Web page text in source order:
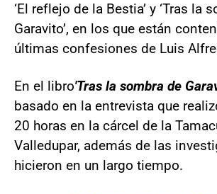
‘El reflejo de la Bestia’ y ‘Tras la
Garavito’, en los que están
últimas confesiones de Luis
En el libro'Tras la sombra de
basado en la entrevista que
20 horas en la cárcel de la
Valledupar, además de las
hicieron en un largo tiempo.